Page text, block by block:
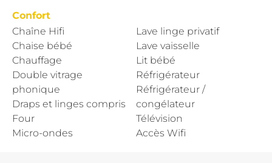
Confort
Chaîne Hifi
Chaise bébé
Chauffage
Double vitrage
phonique
Draps et linges compris
Four
Micro-ondes
Lave linge privatif
Lave vaisselle
Lit bébé
Réfrigérateur
Réfrigérateur /
congélateur
Télévision
Accès Wifi